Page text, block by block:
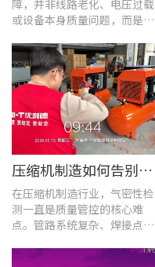
障，并非线路老化、电压过载
或设备本身质量问题，而是谐
易察觉的电能质量隐患导致。
压缩机制造如何告别“气密性焦虑”?UT568F红外声热成像仪实战揭秘
在压缩机制造行业，气密性检
测一直是质量管控的核心难
点。管路系统复杂、焊接点众
响产品的制冷性能和能效比